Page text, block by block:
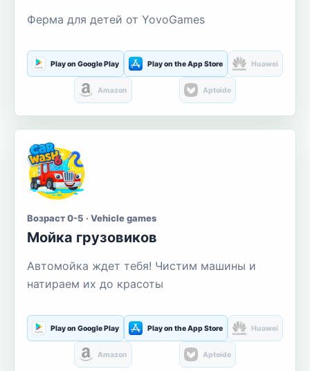
Ферма для детей от YovoGames
Play on Google Play Play on the App Store Huawei
Amazon Aptoide
Возраст 0-5 · Vehicle games
Мойка грузовиков
Автомойка ждет тебя! Чистим машины и
натираем их до красоты
Play on Google Play Play on the App Store Huawei
Amazon Aptoide